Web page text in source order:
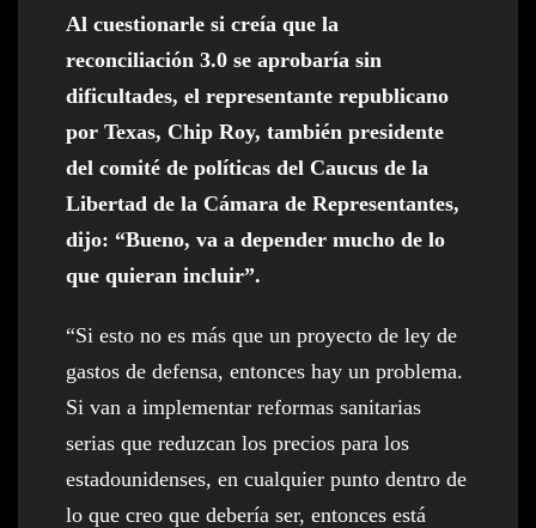
Al cuestionarle si creía que la
reconciliación 3.0 se aprobaría sin
dificultades, el representante republicano
por Texas, Chip Roy, también presidente
del comité de políticas del Caucus de la
Libertad de la Cámara de Representantes,
dijo: “Bueno, va a depender mucho de lo
que quieran incluir”.
“Si esto no es más que un proyecto de ley de
gastos de defensa, entonces hay un problema.
Si van a implementar reformas sanitarias
serias que reduzcan los precios para los
estadounidenses, en cualquier punto dentro de
lo que creo que debería ser, entonces está